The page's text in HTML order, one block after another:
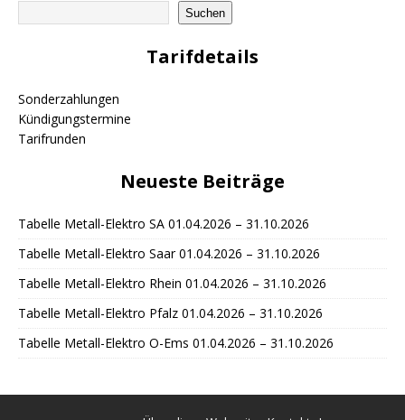
Suchen
Tarifdetails
Sonderzahlungen
Kündigungstermine
Tarifrunden
Neueste Beiträge
Tabelle Metall-Elektro SA 01.04.2026 – 31.10.2026
Tabelle Metall-Elektro Saar 01.04.2026 – 31.10.2026
Tabelle Metall-Elektro Rhein 01.04.2026 – 31.10.2026
Tabelle Metall-Elektro Pfalz 01.04.2026 – 31.10.2026
Tabelle Metall-Elektro O-Ems 01.04.2026 – 31.10.2026